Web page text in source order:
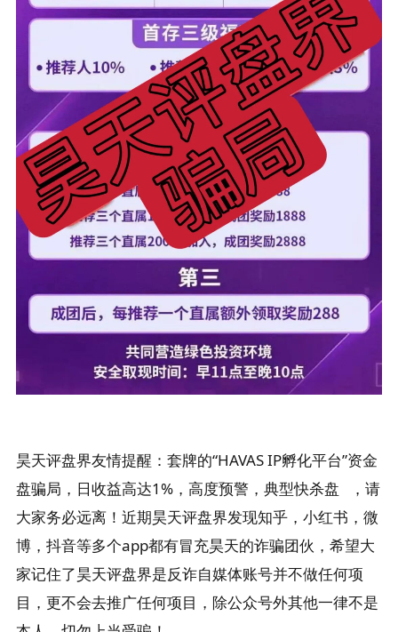
昊天评盘界友情提醒： 套牌的“HAVAS IP孵化平台”资金
盘骗局，日收益高达1%，高度预警， 典型快杀盘
，请
大家务必远离！ 近期昊天评盘界发现知乎，小红书，微
博，抖音等多个app都有冒充昊天的诈骗团伙，希望大
家记住了昊天评盘界是反诈自媒体账号并不做任何项
目，更不会去推广任何项目，除公众号外其他一律不是